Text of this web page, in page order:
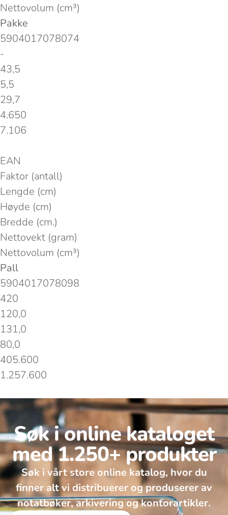
Nettovolum (cm³)
Pakke
5904017078074
-
43,5
5,5
29,7
4.650
7.106
EAN
Faktor (antall)
Lengde (cm)
Høyde (cm)
Bredde (cm.)
Nettovekt (gram)
Nettovolum (cm³)
Pall
5904017078098
420
120,0
131,0
80,0
405.600
1.257.600
Søk i online kataloget
med 1.250+ produkter
Søk i vårt store online katalog, hvor du
finner alt vi distribuerer og produserer av
notatbøker, arkivering og kontorartikler.